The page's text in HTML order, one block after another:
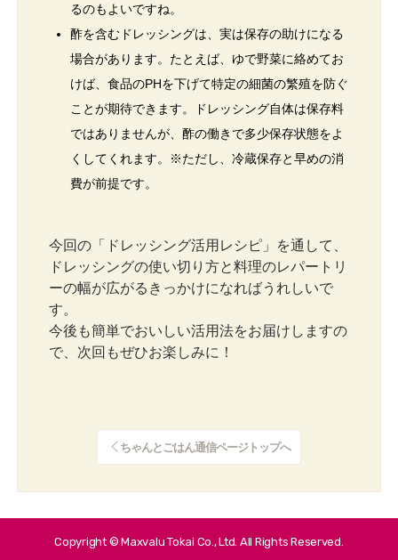
るのもよいですね。
酢を含むドレッシングは、実は保存の助けになる
場合があります。たとえば、ゆで野菜に絡めてお
けば、食品のPHを下げて特定の細菌の繁殖を防ぐ
ことが期待できます。ドレッシング自体は保存料
ではありませんが、酢の働きで多少保存状態をよ
くしてくれます。※ただし、冷蔵保存と早めの消
費が前提です。
今回の「ドレッシング活用レシピ」を通して、
ドレッシングの使い切り方と料理のレパートリ
ーの幅が広がるきっかけになればうれしいで
す。
今後も簡単でおいしい活用法をお届けしますの
で、次回もぜひお楽しみに！
ちゃんとごはん通信ページトップへ
Copyright © Maxvalu Tokai Co., Ltd. All Rights Reserved.